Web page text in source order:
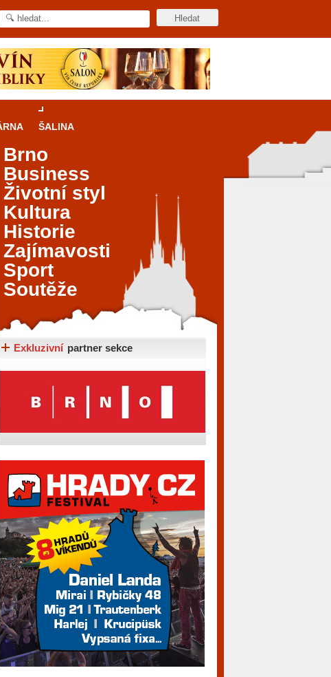
ŠALINA
Brno
Business
Životní styl
Kultura
Historie
Zajímavosti
Sport
Soutěže
Exkluzivní partner sekce